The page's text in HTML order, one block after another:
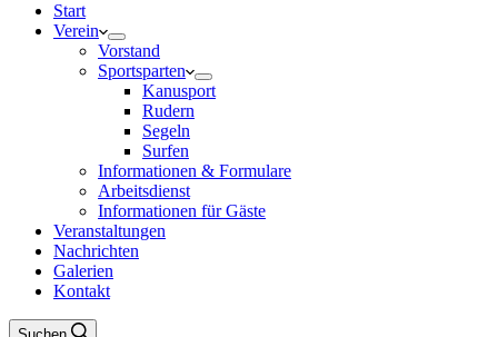
Start
Verein
Vorstand
Sportsparten
Kanusport
Rudern
Segeln
Surfen
Informationen & Formulare
Arbeitsdienst
Informationen für Gäste
Veranstaltungen
Nachrichten
Galerien
Kontakt